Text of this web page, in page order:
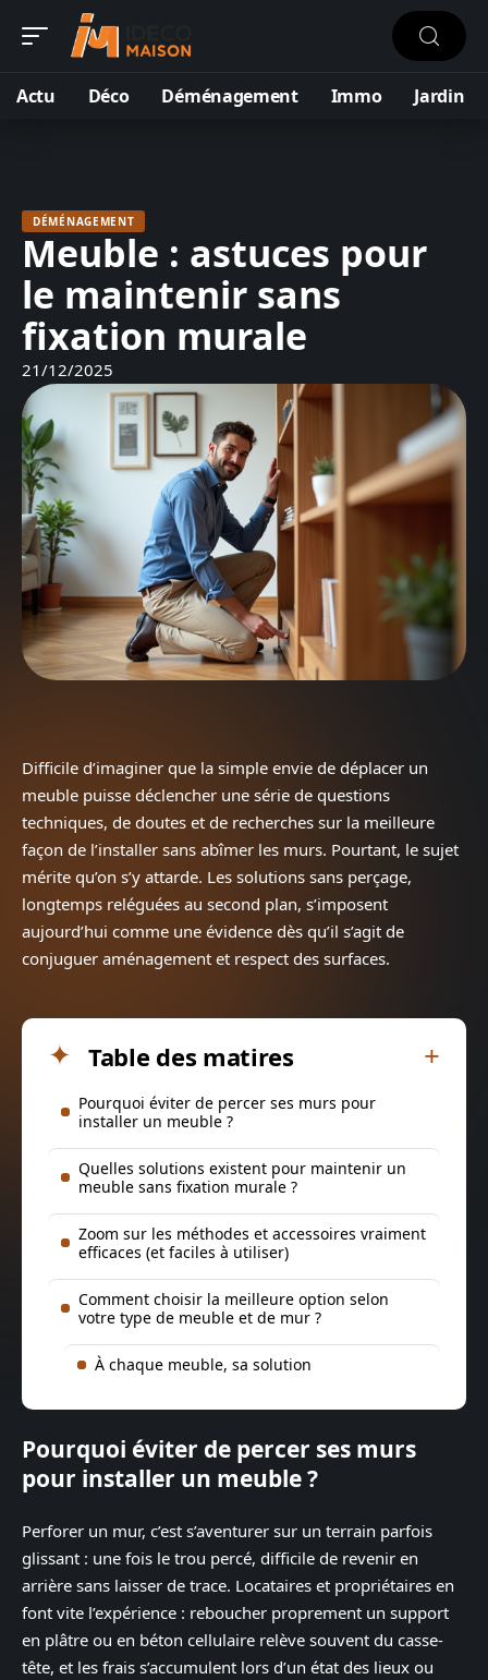
Actu Déco Déménagement Immo Jardin
DÉMÉNAGEMENT
Meuble : astuces pour
le maintenir sans
fixation murale
21/12/2025
Difficile d’imaginer que la simple envie de déplacer un
meuble puisse déclencher une série de questions
techniques, de doutes et de recherches sur la meilleure
façon de l’installer sans abîmer les murs. Pourtant, le sujet
mérite qu’on s’y attarde. Les solutions sans perçage,
longtemps reléguées au second plan, s’imposent
aujourd’hui comme une évidence dès qu’il s’agit de
conjuguer aménagement et respect des surfaces.
Table des matires
Pourquoi éviter de percer ses murs pour
installer un meuble ?
Quelles solutions existent pour maintenir un
meuble sans fixation murale ?
Zoom sur les méthodes et accessoires vraiment
efficaces (et faciles à utiliser)
Comment choisir la meilleure option selon
votre type de meuble et de mur ?
À chaque meuble, sa solution
Pourquoi éviter de percer ses murs
pour installer un meuble ?
Perforer un mur, c’est s’aventurer sur un terrain parfois
glissant : une fois le trou percé, difficile de revenir en
arrière sans laisser de trace. Locataires et propriétaires en
font vite l’expérience : reboucher proprement un support
en plâtre ou en béton cellulaire relève souvent du casse-
tête, et les frais s’accumulent lors d’un état des lieux ou